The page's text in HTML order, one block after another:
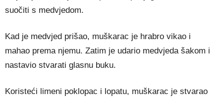
suočiti s medvjedom.
Kad je medvjed prišao, muškarac je hrabro vikao i
mahao prema njemu. Zatim je udario medvjeda šakom i
nastavio stvarati glasnu buku.
Koristeći limeni poklopac i lopatu, muškarac je stvarao